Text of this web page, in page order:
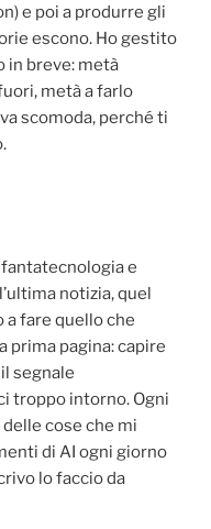
e poi a produrre gli
escono. Ho gestito
in breve: metà
metà a farlo
scomoda, perché ti
e
notizia, quel
a fare quello che
prima pagina: capire
segnale
troppo intorno. Ogni
cose che mi
di AI ogni giorno
lo faccio da